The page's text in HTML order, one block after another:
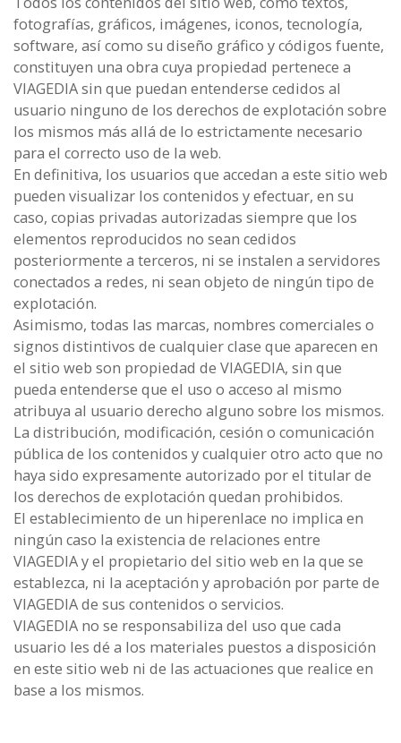
fotografías, gráficos, imágenes, iconos, tecnología,
software, así como su diseño gráfico y códigos fuente,
constituyen una obra cuya propiedad pertenece a
VIAGEDIA sin que puedan entenderse cedidos al
usuario ninguno de los derechos de explotación sobre
los mismos más allá de lo estrictamente necesario
para el correcto uso de la web.
En definitiva, los usuarios que accedan a este sitio web
pueden visualizar los contenidos y efectuar, en su
caso, copias privadas autorizadas siempre que los
elementos reproducidos no sean cedidos
posteriormente a terceros, ni se instalen a servidores
conectados a redes, ni sean objeto de ningún tipo de
explotación.
Asimismo, todas las marcas, nombres comerciales o
signos distintivos de cualquier clase que aparecen en
el sitio web son propiedad de VIAGEDIA, sin que
pueda entenderse que el uso o acceso al mismo
atribuya al usuario derecho alguno sobre los mismos.
La distribución, modificación, cesión o comunicación
pública de los contenidos y cualquier otro acto que no
haya sido expresamente autorizado por el titular de
los derechos de explotación quedan prohibidos.
El establecimiento de un hiperenlace no implica en
ningún caso la existencia de relaciones entre
VIAGEDIA y el propietario del sitio web en la que se
establezca, ni la aceptación y aprobación por parte de
VIAGEDIA de sus contenidos o servicios.
VIAGEDIA no se responsabiliza del uso que cada
usuario les dé a los materiales puestos a disposición
en este sitio web ni de las actuaciones que realice en
base a los mismos.